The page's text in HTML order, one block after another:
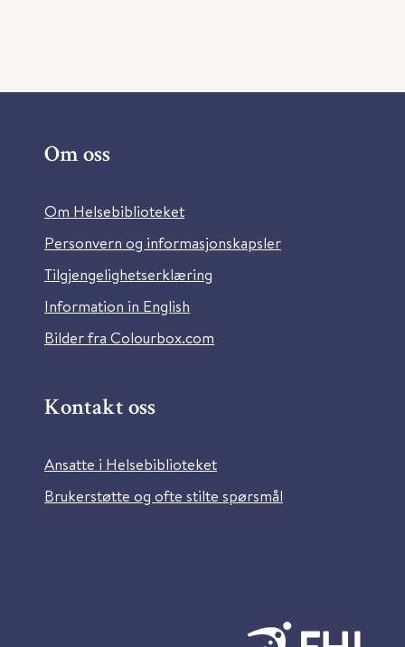
Om oss
Om Helsebiblioteket
Personvern og informasjonskapsler
Tilgjengelighetserklæring
Information in English
Bilder fra Colourbox.com
Kontakt oss
Ansatte i Helsebiblioteket
Brukerstøtte og ofte stilte spørsmål